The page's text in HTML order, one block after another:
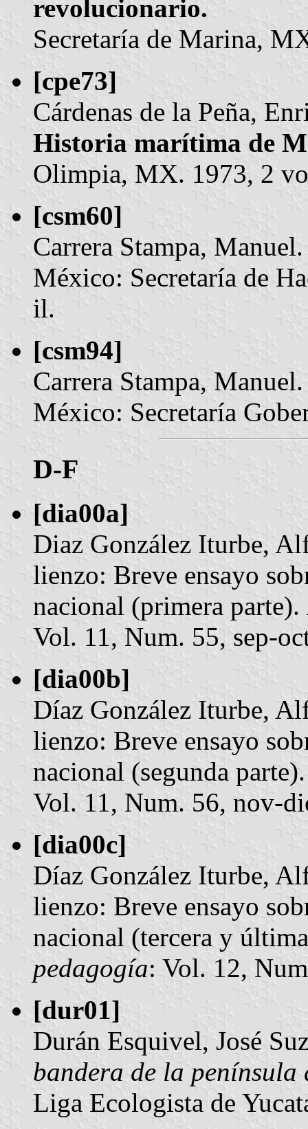
revolucionario.
Secretaría de Marina,
[cpe73]
Cárdenas de la Peña,
Historia marítima de
Olimpia, MX. 1973, 2
[csm60]
Carrera Stampa,
México: Secretaría de
il.
[csm94]
Carrera Stampa,
México: Secretaría
D-F
[dia00a]
Diaz González Iturbe,
lienzo: Breve ensayo
nacional (primera parte).
Vol. 11, Num. 55, sep-
[dia00b]
Díaz González Iturbe,
lienzo: Breve ensayo
nacional (segunda
Vol. 11, Num. 56, nov-
[dia00c]
Díaz González Iturbe,
lienzo: Breve ensayo
nacional (tercera y
pedagogía: Vol. 12,
[dur01]
Durán Esquivel, José
bandera de la península
Liga Ecologista de